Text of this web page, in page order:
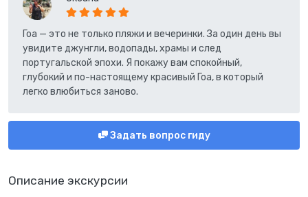
Описание экскурсии
Гоа — это не только пляжи и вечеринки. За один день вы
увидите джунгли, водопады, храмы и след
португальской эпохи. Я покажу вам спокойный,
глубокий и по-настоящему красивый Гоа, в который
легко влюбиться заново.
Задать вопрос гиду